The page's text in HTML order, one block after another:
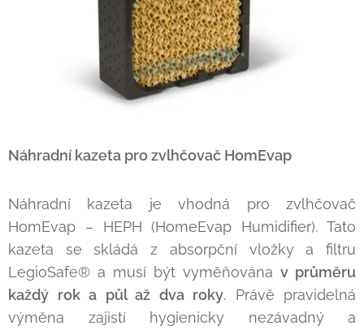
Náhradní kazeta pro zvlhčovač HomEvap
Náhradní kazeta je vhodná pro zvlhčovač
HomEvap – HEPH (HomeEvap Humidifier). Tato
kazeta se skládá z absorpční vložky a filtru
LegioSafe® a musí být vyměňována v průměru
každý rok a půl až dva roky. Právě pravidelná
výměna zajistí hygienicky nezávadný a